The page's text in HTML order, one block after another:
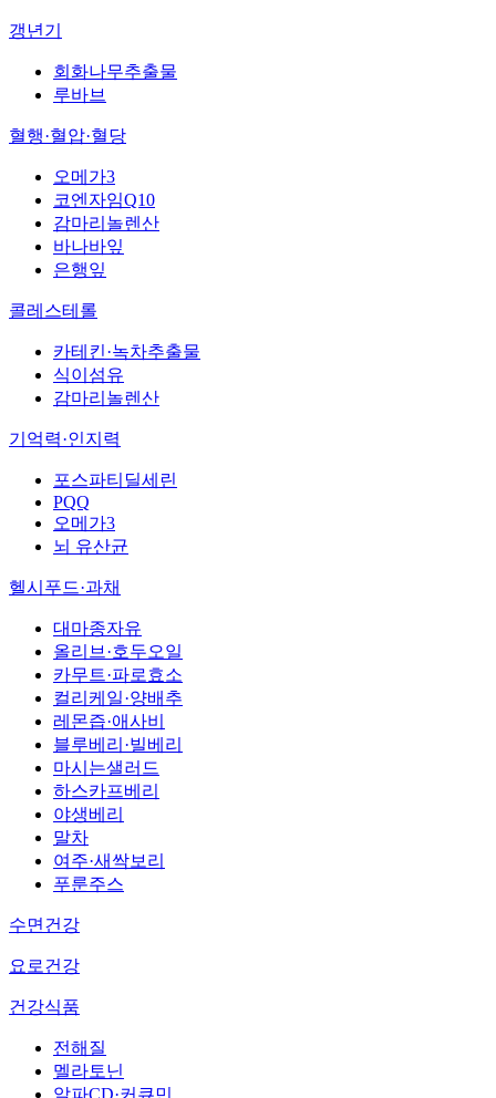
갱년기
회화나무추출물
루바브
혈행·혈압·혈당
오메가3
코엔자임Q10
감마리놀렌산
바나바잎
은행잎
콜레스테롤
카테킨·녹차추출물
식이섬유
감마리놀렌산
기억력·인지력
포스파티딜세린
PQQ
오메가3
뇌 유산균
헬시푸드·과채
대마종자유
올리브·호두오일
카무트·파로효소
컬리케일·양배추
레몬즙·애사비
블루베리·빌베리
마시는샐러드
하스카프베리
야생베리
말차
여주·새싹보리
푸룬주스
수면건강
요로건강
건강식품
전해질
멜라토닌
알파CD·커큐민